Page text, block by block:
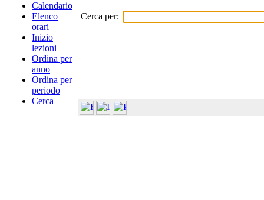
Calendario
Elenco
orari
Inizio
lezioni
Ordina per
anno
Ordina per
periodo
Cerca
Cerca per: